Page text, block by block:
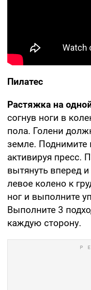
Пилатес
Растяжка на
согнув ноги в
пола. Голени
земле. Поднимите
активируя пресс.
вытянуть вперед
левое колено к
ног и выполните
Выполните 3
каждую сторону.